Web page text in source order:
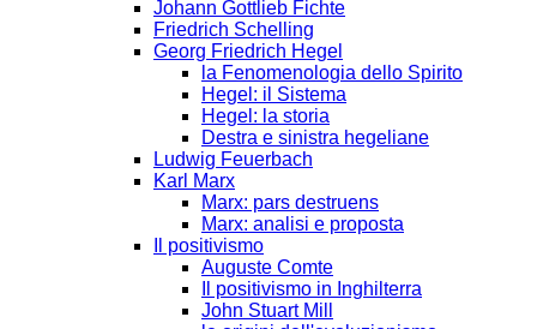
Johann Gottlieb Fichte
Friedrich Schelling
Georg Friedrich Hegel
la Fenomenologia dello Spirito
Hegel: il Sistema
Hegel: la storia
Destra e sinistra hegeliane
Ludwig Feuerbach
Karl Marx
Marx: pars destruens
Marx: analisi e proposta
Il positivismo
Auguste Comte
Il positivismo in Inghilterra
John Stuart Mill